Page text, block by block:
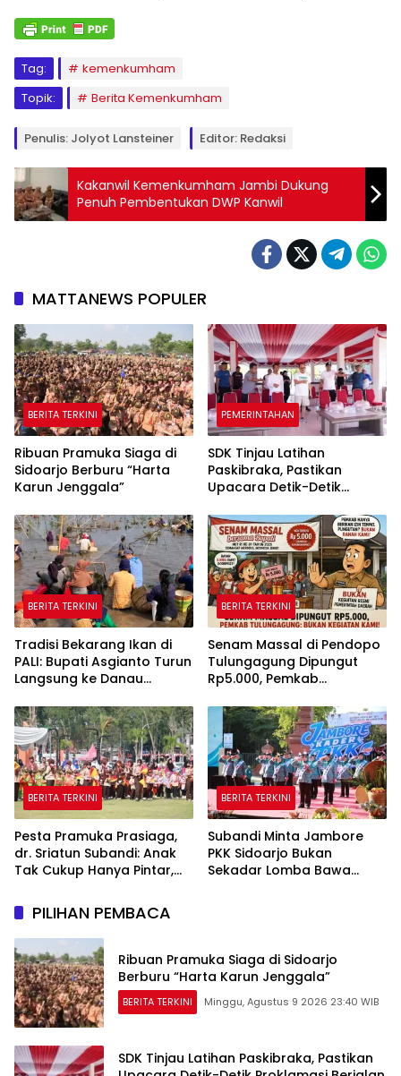
Tag:
kemenkumham
Topik:
Berita Kemenkumham
Penulis: Jolyot Lansteiner Editor: Redaksi
Kakanwil Kemenkumham Jambi Dukung
Penuh Pembentukan DWP Kanwil
MATTANEWS POPULER
BERITA TERKINI
Ribuan Pramuka Siaga di
Sidoarjo Berburu “Harta
Karun Jenggala”
PEMERINTAHAN
SDK Tinjau Latihan
Paskibraka, Pastikan
Upacara Detik-Detik
Khidmat
BERITA TERKINI
Tradisi Bekarang Ikan di
PALI: Bupati Asgianto Turun
Langsung ke Danau
BERITA TERKINI
Senam Massal di Pendopo
Tulungagung Dipungut
Rp5.000, Pemkab
Pemerintah
BERITA TERKINI
Pesta Pramuka Prasiaga,
dr. Sriatun Subandi: Anak
Tak Cukup Hanya Pintar,
Dibentuk Sejak Dini
BERITA TERKINI
Subandi Minta Jambore
PKK Sidoarjo Bukan
Sekadar Lomba Bawa
PILIHAN PEMBACA
Ribuan Pramuka Siaga di Sidoarjo
Berburu “Harta Karun Jenggala”
BERITA TERKINI Minggu, Agustus 9 2026 23:40 WIB
SDK Tinjau Latihan Paskibraka, Pastikan